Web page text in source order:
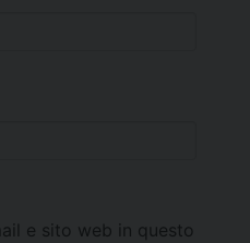
e sito web in questo